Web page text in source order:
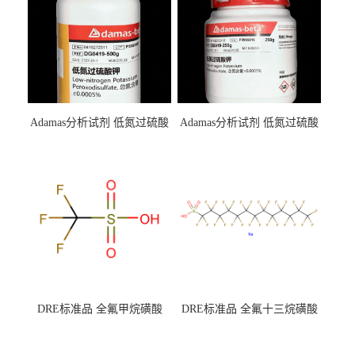
Adamas分析试剂 低氮过硫酸
（泰坦现货供应）
Adamas分析试剂 低氮过硫酸
DRE标准品 全氟甲烷磺酸
DRE标准品 全氟十三烷磺酸